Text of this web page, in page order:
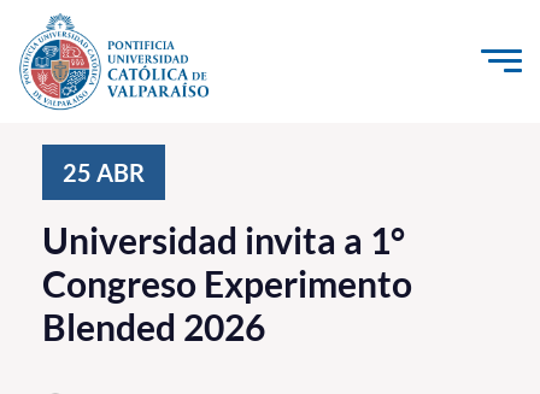
Click acá para ir directamente al contenido
Investigación, Creación e Innovación
PUCV Internacional
Vinculación con el Medio
25 ABR
Universidad invita a 1°
Congreso Experimento
Blended 2026